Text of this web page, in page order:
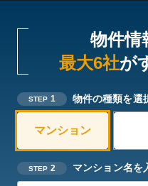
物件情
最大6社が
STEP 1 物件の種類を選
マンション
STEP 2 マンション名を